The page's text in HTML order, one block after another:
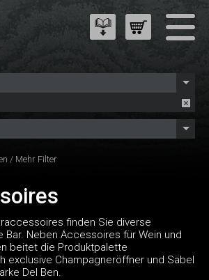
/ Mehr Filter
finden Sie diverse
Neben Accessoires für Wein und
beitet die Produktpalette
exclusive Champagneröffner und Säbel
Del Ben.